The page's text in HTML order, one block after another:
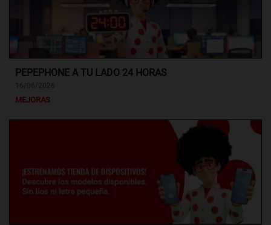
PEPEPHONE A TU LADO 24 HORAS
MEJORAS